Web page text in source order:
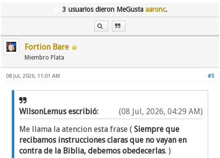
3 usuarios dieron MeGusta aaronc.
Fortion Bare
Miembro Plata
#5
08 Jul, 2026, 11:01 AM
(08 Jul, 2026, 04:29 AM)
WilsonLemus escribió:
Me llama la atencion esta frase ( Siempre que
recibamos instrucciones claras que no vayan en
contra de la Biblia, debemos obedecerlas. )